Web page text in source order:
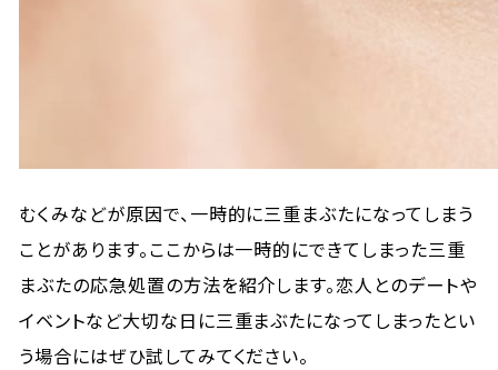
むくみなどが原因で、一時的に三重まぶたになってしまう
ことがあります。ここからは一時的にできてしまった三重
まぶたの応急処置の方法を紹介します。恋人とのデートや
イベントなど大切な日に三重まぶたになってしまったとい
う場合にはぜひ試してみてください。